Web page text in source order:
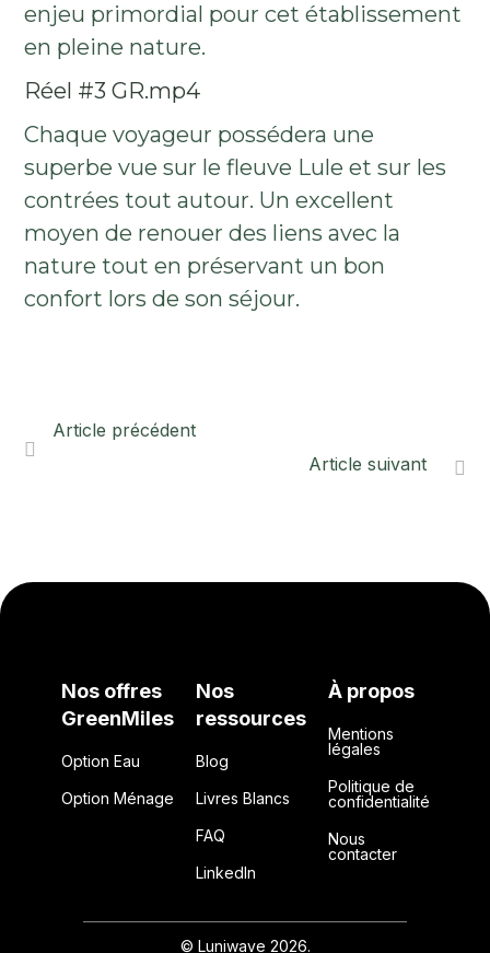
enjeu primordial pour cet établissement
en pleine nature.
Réel #3 GR.mp4
Chaque voyageur possédera une
superbe vue sur le fleuve Lule et sur les
contrées tout autour. Un excellent
moyen de renouer des liens avec la
nature tout en préservant un bon
confort lors de son séjour.

Article précédent
Article suivant

Nos offres
GreenMiles
Option Eau
Option Ménage
Nos
ressources
Blog
Livres Blancs
FAQ
LinkedIn
À propos
Mentions
légales
Politique de
confidentialité
Nous
contacter
© Luniwave 2026.